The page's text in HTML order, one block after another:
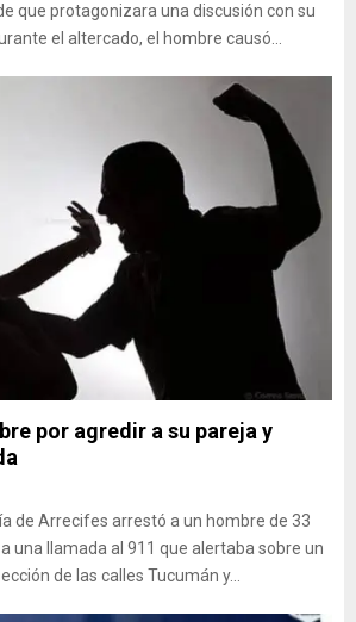
que protagonizara una discusión con su
el altercado, el hombre causó...
por agredir a su pareja y
de Arrecifes arrestó a un hombre de 33
una llamada al 911 que alertaba sobre un
de las calles Tucumán y...